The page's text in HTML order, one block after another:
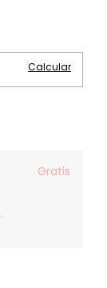
Calcular
Gratis